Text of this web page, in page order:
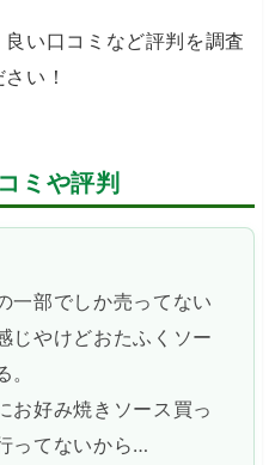
い口コミなど評判を調査
い！
ミや評判
一部でしか売ってない
じやけどおたふくソー
お好み焼きソース買っ
ってないから…